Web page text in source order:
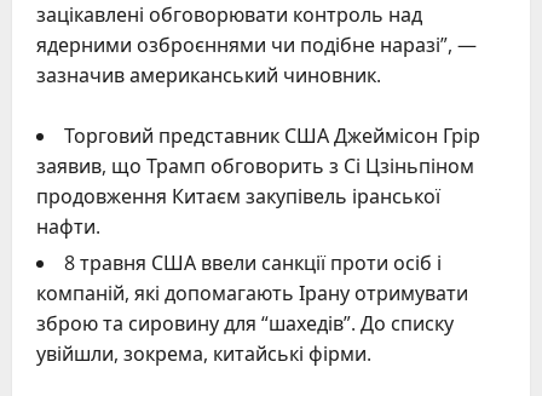
зацікавлені обговорювати контроль над
ядерними озброєннями чи подібне наразі”, —
зазначив американський чиновник.
Торговий представник США Джеймісон Грір
заявив, що Трамп обговорить з Сі Цзіньпіном
продовження Китаєм закупівель іранської
нафти.
8 травня США ввели санкції проти осіб і
компаній, які допомагають Ірану отримувати
зброю та сировину для “шахедів”. До списку
увійшли, зокрема, китайські фірми.